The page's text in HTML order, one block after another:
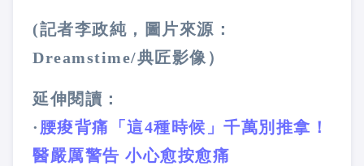
(記者李政純，圖片來源：
Dreamstime/典匠影像）
延伸閱讀：
· 腰痠背痛「這4種時候」千萬別推拿！
醫嚴厲警告 小心愈按愈痛